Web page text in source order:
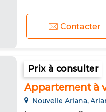
Contacter
Prix à consulter
Appartement à
Nouvelle Ariana,